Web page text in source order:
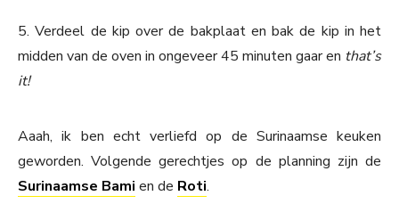
5. Verdeel de kip over de bakplaat en bak de kip in het
midden van de oven in ongeveer 45 minuten gaar en that’s
it!
Aaah, ik ben echt verliefd op de Surinaamse keuken
geworden. Volgende gerechtjes op de planning zijn de
Surinaamse Bami en de Roti.